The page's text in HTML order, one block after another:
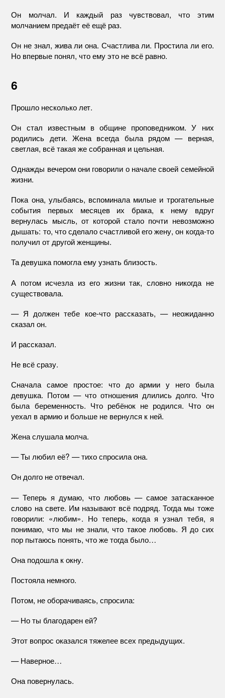
Он молчал. И каждый раз чувствовал, что этим
молчанием предаёт её ещё раз.
Он не знал, жива ли она. Счастлива ли. Простила ли его.
Но впервые понял, что ему это не всё равно.
6
Прошло несколько лет.
Он стал известным в общине проповедником. У них
родились дети. Жена всегда была рядом — верная,
светлая, всё такая же собранная и цельная.
Однажды вечером они говорили о начале своей семейной
жизни.
Пока она, улыбаясь, вспоминала милые и трогательные
события первых месяцев их брака, к нему вдруг
вернулась мысль, от которой стало почти невозможно
дышать: то, что сделало счастливой его жену, он когда-то
получил от другой женщины.
Та девушка помогла ему узнать близость.
А потом исчезла из его жизни так, словно никогда не
существовала.
— Я должен тебе кое-что рассказать, — неожиданно
сказал он.
И рассказал.
Не всё сразу.
Сначала самое простое: что до армии у него была
девушка. Потом — что отношения длились долго. Что
была беременность. Что ребёнок не родился. Что он
уехал в армию и больше не вернулся к ней.
Жена слушала молча.
— Ты любил её? — тихо спросила она.
Он долго не отвечал.
— Теперь я думаю, что любовь — самое затасканное
слово на свете. Им называют всё подряд. Тогда мы тоже
говорили: «любим». Но теперь, когда я узнал тебя, я
понимаю, что мы не знали, что такое любовь. Я до сих
пор пытаюсь понять, что же тогда было…
Она подошла к окну.
Постояла немного.
Потом, не оборачиваясь, спросила:
— Но ты благодарен ей?
Этот вопрос оказался тяжелее всех предыдущих.
— Наверное…
Она повернулась.